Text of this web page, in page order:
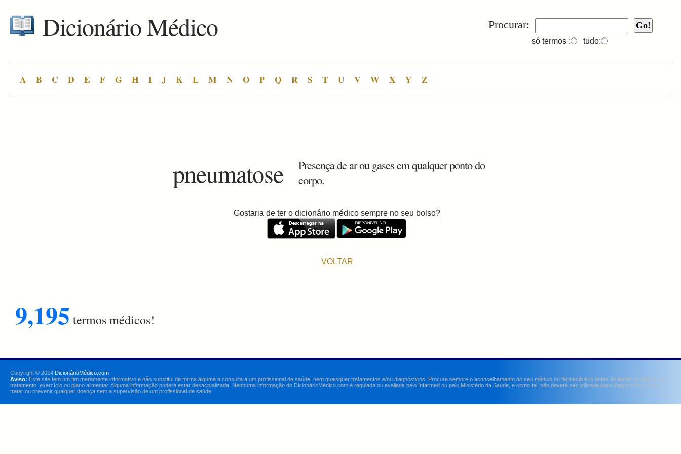
Procurar:
só termos : tudo:
Dicionário Médico
A B C D E F G H I J K L M N O P Q R S T U V W X Y Z
pneumatose
Presença de ar ou gases em qualquer ponto do
corpo.
Gostaria de ter o dicionário médico sempre no seu bolso?
VOLTAR
9,195 termos médicos!
Copyright © 2014 DicionárioMédico.com
Aviso: Este site tem um fim meramente informativo e não substitui de forma alguma a consulta a um profissional de saúde, nem quaisquer tratamentos e/ou diagnósticos. Procure sempre o aconselhamento do seu médico ou farmacêutico antes de iniciar ou alterar um
tratamento, exercício ou plano alimentar. Alguma informação poderá estar desactualizada. Nenhuma informação do DicionárioMédico.com é regulada ou avaliada pelo Infarmed ou pelo Ministério da Saúde, e como tal, não deverá ser utilizada para diagnosticar, curar,
tratar ou prevenir qualquer doença sem a supervisão de um profissional de saúde.